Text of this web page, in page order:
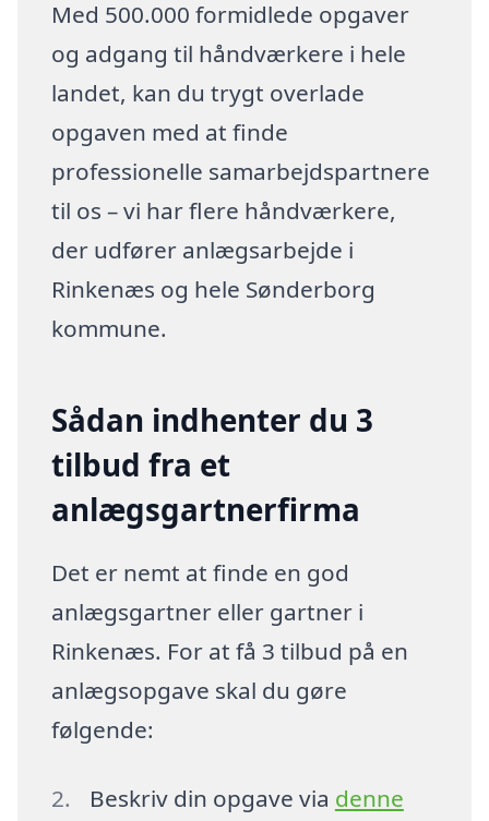
Med 500.000 formidlede opgaver
og adgang til håndværkere i hele
landet, kan du trygt overlade
opgaven med at finde
professionelle samarbejdspartnere
til os – vi har flere håndværkere,
der udfører anlægsarbejde i
Rinkenæs og hele Sønderborg
kommune.
Sådan indhenter du 3
tilbud fra et
anlægsgartnerfirma
Det er nemt at finde en god
anlægsgartner eller gartner i
Rinkenæs. For at få 3 tilbud på en
anlægsopgave skal du gøre
følgende:
Beskriv din opgave via denne